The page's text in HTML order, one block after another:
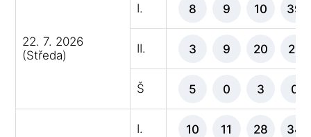
22. 7. 2026
(Středa)
I. 8 9 10 39
II. 3 9 20 21
Š 5 0 3 0
I. 10 11 28 34